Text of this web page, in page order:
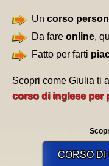
Un corso
Da fare online,
Fatto per farti
Scopri come Giulia ti
corso di inglese per
CORSO DI